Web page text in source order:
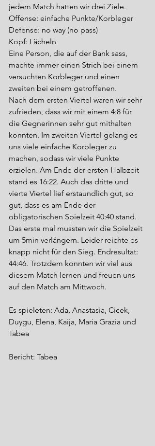
jedem Match hatten wir drei Ziele.
Offense: einfache Punkte/Korbleger
Defense: no way (no pass)
Kopf: Lächeln
Eine Person, die auf der Bank sass,
machte immer einen Strich bei einem
versuchten Korbleger und einen
zweiten bei einem getroffenen.
Nach dem ersten Viertel waren wir sehr
zufrieden, dass wir mit einem 4:8 für
die Gegnerinnen sehr gut mithalten
konnten. Im zweiten Viertel gelang es
uns viele einfache Korbleger zu
machen, sodass wir viele Punkte
erzielen. Am Ende der ersten Halbzeit
stand es 16:22. Auch das dritte und
vierte Viertel lief erstaundlich gut, so
gut, dass es am Ende der
obligatorischen Spielzeit 40:40 stand.
Das erste mal mussten wir die Spielzeit
um 5min verlängern. Leider reichte es
knapp nicht für den Sieg. Endresultat:
44:46. Trotzdem konnten wir viel aus
diesem Match lernen und freuen uns
auf den Match am Mittwoch.
Es spieleten: Ada, Anastasia, Cicek,
Duygu, Elena, Kaija, Maria Grazia und
Tabea
Bericht: Tabea